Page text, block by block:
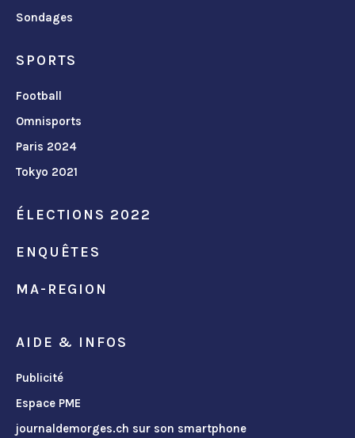
Sondages
SPORTS
Football
Omnisports
Paris 2024
Tokyo 2021
ÉLECTIONS 2022
ENQUÊTES
MA-REGION
AIDE & INFOS
Publicité
Espace PME
journaldemorges.ch sur son smartphone